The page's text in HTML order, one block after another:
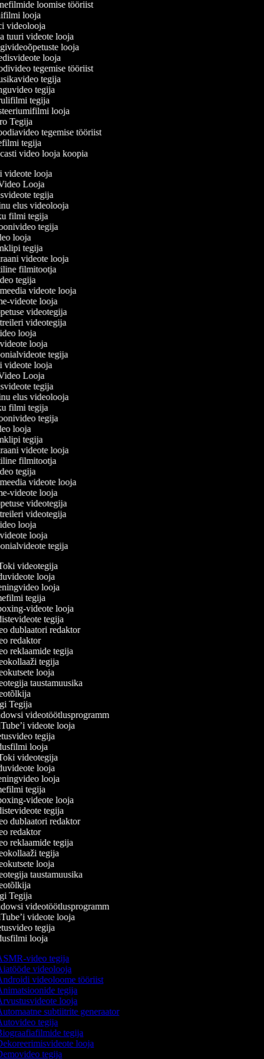
loomise tööriist
looja
videolooja
tuuri videote looja
looja
looja
tegemise tööriist
tegija
tegija
tegija
looja
Tegija
tegemise tööriist
tegija
video looja koopia
videote looja
Looja
tegija
elus videolooja
filmi tegija
tegija
looja
tegija
videote looja
filmitootja
tegija
videote looja
videote looja
videotegija
treileri videotegija
looja
videote looja
tegija
videote looja
Looja
tegija
elus videolooja
filmi tegija
tegija
looja
tegija
videote looja
filmitootja
tegija
videote looja
videote looja
videotegija
treileri videotegija
looja
videote looja
tegija
videotegija
looja
looja
tegija
videote looja
tegija
dublaatori redaktor
redaktor
reklaamide tegija
tegija
looja
taustamuusika
Tegija
videotöötlusprogramm
videote looja
tegija
looja
videotegija
looja
looja
tegija
videote looja
tegija
dublaatori redaktor
redaktor
reklaamide tegija
tegija
looja
taustamuusika
Tegija
videotöötlusprogramm
videote looja
tegija
looja
video tegija
videolooja
videoloome tööriist
tegija
looja
subtiitrite generaator
tegija
tegija
looja
tegija